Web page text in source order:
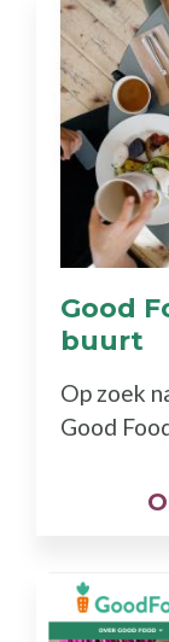
Good
buurt
Op zoek
Good